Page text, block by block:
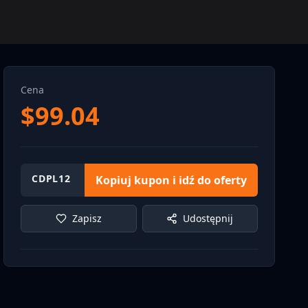
Cena
$99.04
CDPL12 Kopiuj kupon i idź do oferty
Zapisz Udostępnij